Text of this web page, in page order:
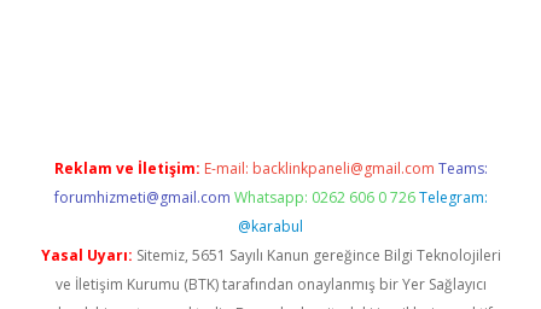
Reklam ve İletişim: E-mail: backlinkpaneli@gmail.com Teams:
forumhizmeti@gmail.com Whatsapp: 0262 606 0 726 Telegram:
@karabul
Yasal Uyarı: Sitemiz, 5651 Sayılı Kanun gereğince Bilgi Teknolojileri
ve İletişim Kurumu (BTK) tarafından onaylanmış bir Yer Sağlayıcı